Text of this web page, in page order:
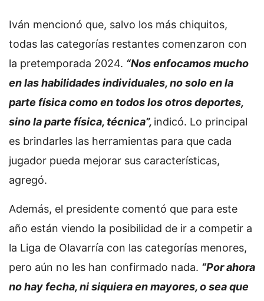
Iván mencionó que, salvo los más chiquitos,
todas las categorías restantes comenzaron con
la pretemporada 2024. “Nos enfocamos mucho
en las habilidades individuales, no solo en la
parte física como en todos los otros deportes,
sino la parte física, técnica”, indicó. Lo principal
es brindarles las herramientas para que cada
jugador pueda mejorar sus características,
agregó.
Además, el presidente comentó que para este
año están viendo la posibilidad de ir a competir a
la Liga de Olavarría con las categorías menores,
pero aún no les han confirmado nada. “Por ahora
no hay fecha, ni siquiera en mayores, o sea que